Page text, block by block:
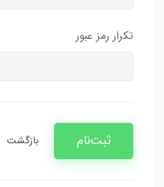
تکرار رمز عبور
ثبت‌نام بازگشت